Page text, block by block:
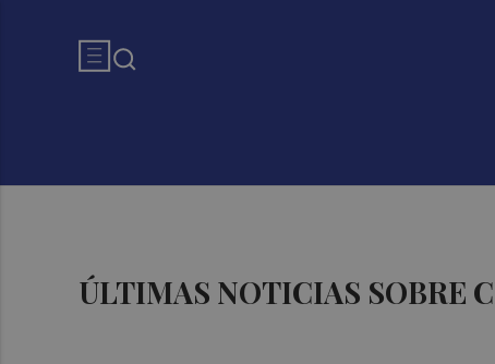
ÚLTIMAS NOTICIAS SOBRE